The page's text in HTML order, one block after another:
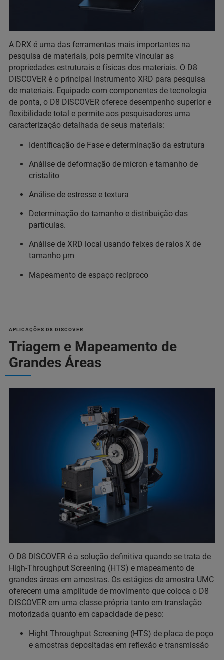
A DRX é uma das ferramentas mais importantes na
pesquisa de materiais, pois permite vincular as
propriedades estruturais e físicas dos materiais. O D8
DISCOVER é o principal instrumento XRD para pesquisa
de materiais. Equipado com componentes de tecnologia
de ponta, o D8 DISCOVER oferece desempenho superior e
flexibilidade total e permite aos pesquisadores uma
caracterização detalhada de seus materiais:
Identificação de Fase e determinação da estrutura
Análise de deformação de mícron e tamanho de
cristalito
Análise de estresse e textura
Determinação do tamanho e distribuição das
partículas.
Análise de XRD local usando feixes de raios X de
tamanho µm
Mapeamento de espaço recíproco
APLICAÇÕES D8 DISCOVER
Triagem e Mapeamento de
Grandes Áreas
O D8 DISCOVER é a solução definitiva quando se trata de
High-Throughput Screening (HTS) e mapeamento de
grandes áreas em amostras. Os estágios de amostra UMC
oferecem uma amplitude de movimento que coloca o D8
DISCOVER em uma classe própria tanto em translação
motorizada quanto em capacidade de peso:
Hight Throughput Screening (HTS) de placa de poço
e amostras depositadas em reflexão e transmissão